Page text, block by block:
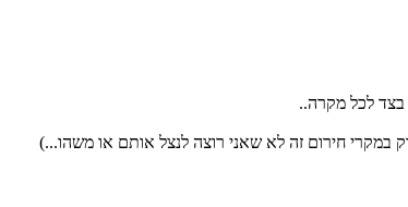
במקרי חירום זה לא שאני רוצה לנצל אותם או משהו...)